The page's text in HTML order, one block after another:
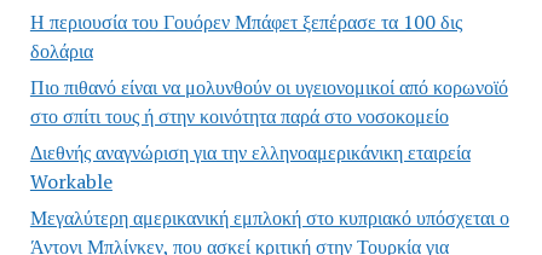
Η περιουσία του Γουόρεν Μπάφετ ξεπέρασε τα 100 δις
δολάρια
Πιο πιθανό είναι να μολυνθούν οι υγειονομικοί από κορωνοϊό
στο σπίτι τους ή στην κοινότητα παρά στο νοσοκομείο
Διεθνής αναγνώριση για την ελληνοαμερικάνικη εταιρεία
Workable
Μεγαλύτερη αμερικανική εμπλοκή στο κυπριακό υπόσχεται ο
Άντονι Μπλίνκεν, που ασκεί κριτική στην Τουρκία για